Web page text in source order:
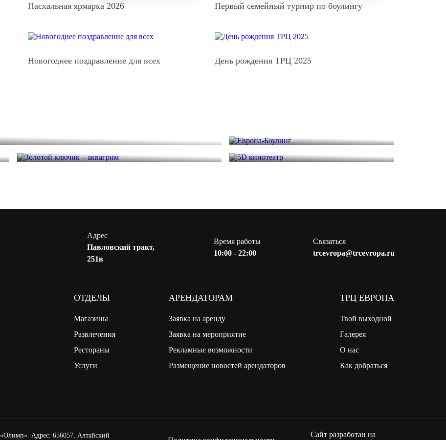
Пасхальная ярмарка 2026 Первый семейный турнир по боулингу
Новогоднее поздравление для всех День рождения ТРЦ 2025
Адрес
Павловский тракт,
251в
Время работы
10:00 - 22:00
Связаться
trcevropa@trcevropa.ru
ОТДЕЛЫ
Магазины
Развлечения
Рестораны
Услуги
АРЕНДАТОРАМ
Заявка на аренду
Заявка на мероприятие
Рекламные возможности
Размещение новостей арендаторов
ТРЦ ЕВРОПА
Твой выходной
Галерея
О нас
Как добраться
Адрес: 656057, Алтайский Сайт разработан на